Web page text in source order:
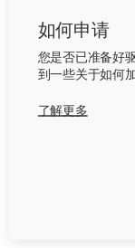
如何申请
您是否已准备好
到一些关于如何
了解更多